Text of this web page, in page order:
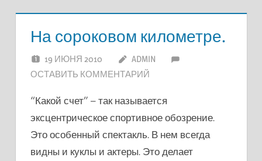
На сороковом километре.
19 ИЮНЯ 2010
ADMIN
ОСТАВИТЬ КОММЕНТАРИЙ
“Какой счет” – так называется
эксцентрическое спортивное обозрение.
Это особенный спектакль. В нем всегда
видны и куклы и актеры. Это делает